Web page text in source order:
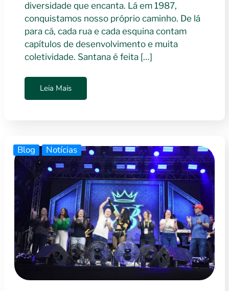
diversidade que encanta. Lá em 1987,
conquistamos nosso próprio caminho. De lá
para cá, cada rua e cada esquina contam
capítulos de desenvolvimento e muita
coletividade. Santana é feita […]
Leia Mais
Blog Notícias